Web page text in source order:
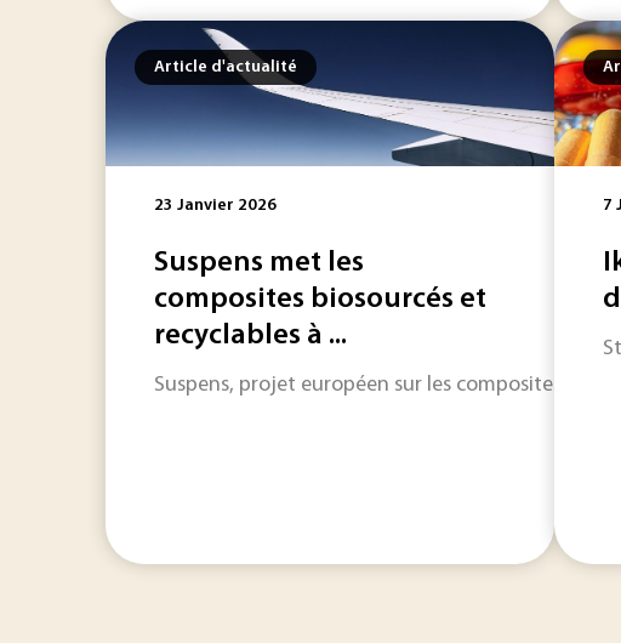
Article d'actualité
23 Janvier 2026
Suspens met les
composites biosourcés et
recyclables à ...
Suspens, projet européen sur les composites
7